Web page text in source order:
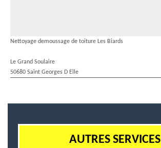
Nettoyage demoussage de toiture Les Biards
Le Grand Soulaire
50680 Saint Georges D Elle
AUTRES SERVICES